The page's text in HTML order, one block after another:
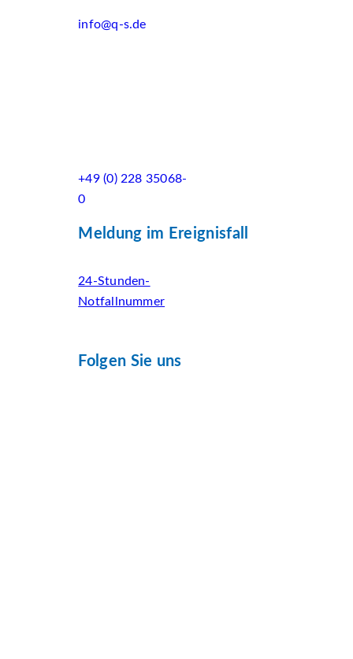
info@q-s.de
+49 (0) 228 35068-
0
Meldung im Ereignisfall
24-Stunden-
Notfallnummer
Folgen Sie uns